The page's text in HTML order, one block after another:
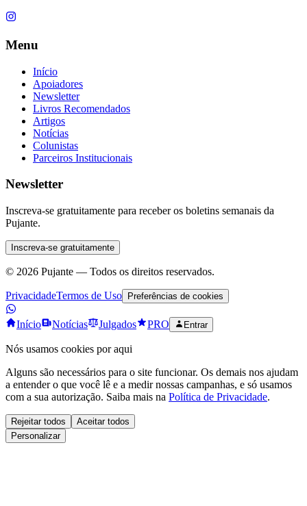
Menu
Início
Apoiadores
Newsletter
Livros Recomendados
Artigos
Notícias
Colunistas
Parceiros Institucionais
Newsletter
Inscreva-se gratuitamente para receber os boletins semanais da
Pujante.
Inscreva-se gratuitamente
© 2026 Pujante — Todos os direitos reservados.
PrivacidadeTermos de Uso Preferências de cookies
Início Notícias Julgados PRO Entrar
Nós usamos cookies por aqui
Alguns são necessários para o site funcionar. Os demais nos ajudam
a entender o que você lê e a medir nossas campanhas, e só usamos
com a sua autorização. Saiba mais na Política de Privacidade.
Rejeitar todos
Aceitar todos
Personalizar